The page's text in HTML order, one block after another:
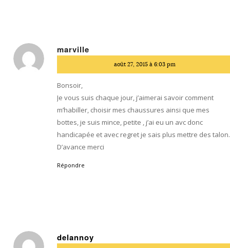
marville
:
août 27, 2015 à 6:03 pm
Bonsoir,
Je vous suis chaque jour, j’aimerai savoir comment
m’habiller, choisir mes chaussures ainsi que mes
bottes, je suis mince, petite , j’ai eu un avc donc
handicapée et avec regret je sais plus mettre des talon.
D’avance merci
Répondre
delannoy